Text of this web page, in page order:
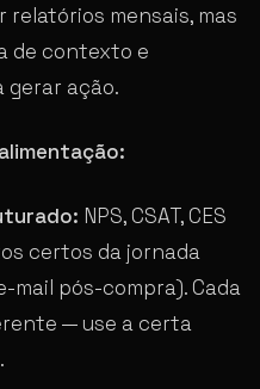
mensais, mas
de contexto e
ação.
NPS, CSAT, CES
certos da jornada
mail pós-compra). Cada
— use a certa